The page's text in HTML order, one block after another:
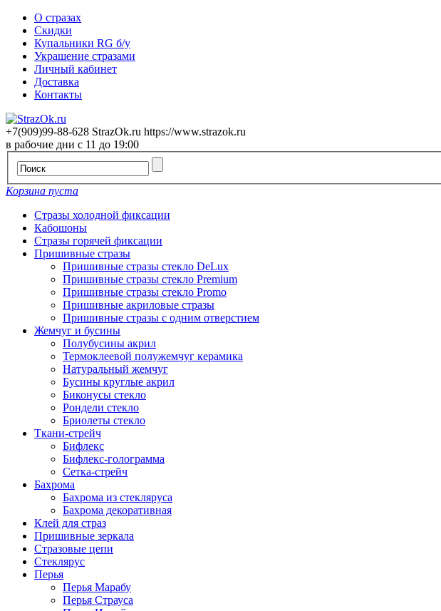
О стразах
Скидки
Купальники RG б/у
Украшение стразами
Личный кабинет
Доставка
Контакты
+7(909)99-88-628 StrazOk.ru https://www.strazok.ru
в рабочие дни с 11 до 19:00
Корзина пуста
Стразы холодной фиксации
Кабошоны
Стразы горячей фиксации
Пришивные стразы
Пришивные стразы стекло DeLux
Пришивные стразы стекло Premium
Пришивные стразы стекло Promo
Пришивные акриловые стразы
Пришивные стразы с одним отверстием
Жемчуг и бусины
Полубусины акрил
Термоклеевой полужемчуг керамика
Натуральный жемчуг
Бусины круглые акрил
Биконусы стекло
Рондели стекло
Бриолеты стекло
Ткани-стрейч
Бифлекс
Бифлекс-голограмма
Сетка-стрейч
Бахрома
Бахрома из стекляруса
Бахрома декоративная
Клей для страз
Пришивные зеркала
Cтразовые цепи
Стеклярус
Перья
Перья Марабу
Перья Страуса